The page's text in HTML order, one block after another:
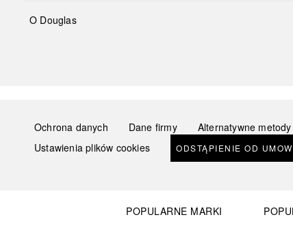
O Douglas
Ochrona danych Dane firmy Alternatywne
Ustawienia plików cookies
ODSTĄPIENIE OD
POPULARNE MARKI